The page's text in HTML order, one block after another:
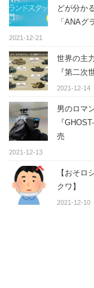
どが分か
「ANAグ
2021-12-21
世界の主
『第二次
2021-12-14
男のロマ
『
売
2021-12-13
【おそロ
クワ】
2021-12-10